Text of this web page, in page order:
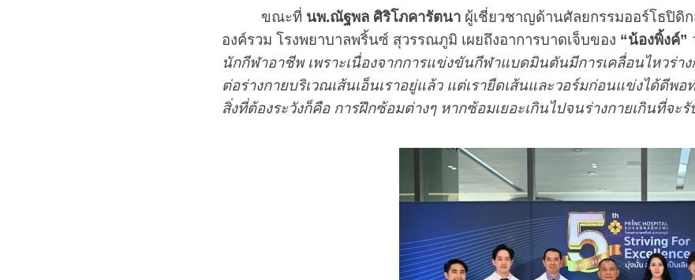
ขณะที่ นพ.ณัฐพล ศิริโภคารัตนาผู้เชี่ยวชาญด้านศัลยกรรมออร์โธปิดิ
องค์รวม โรงพยาบาลพริ้นซ์ สุวรรณภูมิ เผยถึงอาการบาดเจ็บของ “น้องพิ้งค์”
นักกีฬาอาชีพ เพราะเนื่องจากการแข่งขันกีฬาแบดมินตันมีการเคลื่อนไหวร่าง
ต่อร่างกายบริเวณเส้นเอ็นเราอยู่แล้ว แต่เรายืดเส้นและวอร์มก่อนแข่งได้ดี
สิ่งที่ต้องระวังก็คือ การฝึกซ้อมต่างๆ หากซ้อมเยอะเกินไปจนร่างกายเกินที่จะรั